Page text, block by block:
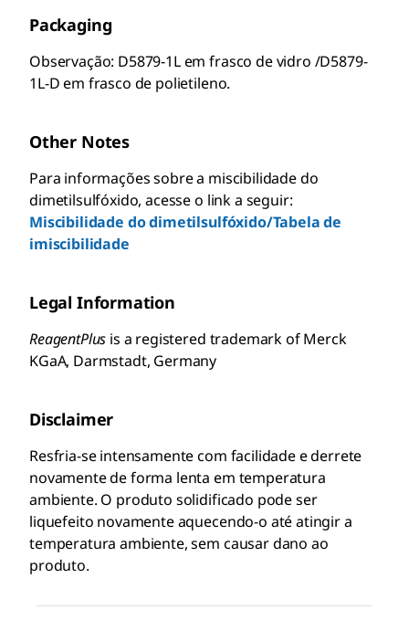
Packaging
Observação: D5879-1L em frasco de vidro /D5879-
1L-D em frasco de polietileno.
Other Notes
Para informações sobre a miscibilidade do
dimetilsulfóxido, acesse o link a seguir:
Miscibilidade do dimetilsulfóxido/Tabela de
imiscibilidade
Legal Information
ReagentPlus is a registered trademark of Merck
KGaA, Darmstadt, Germany
Disclaimer
Resfria-se intensamente com facilidade e derrete
novamente de forma lenta em temperatura
ambiente. O produto solidificado pode ser
liquefeito novamente aquecendo-o até atingir a
temperatura ambiente, sem causar dano ao
produto.